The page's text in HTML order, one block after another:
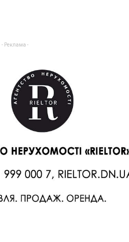
- Реклама -